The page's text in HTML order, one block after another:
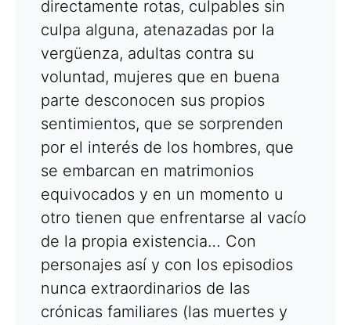
directamente rotas, culpables sin
culpa alguna, atenazadas por la
vergüenza, adultas contra su
voluntad, mujeres que en buena
parte desconocen sus propios
sentimientos, que se sorprenden
por el interés de los hombres, que
se embarcan en matrimonios
equivocados y en un momento u
otro tienen que enfrentarse al vacío
de la propia existencia… Con
personajes así y con los episodios
nunca extraordinarios de las
crónicas familiares (las muertes y